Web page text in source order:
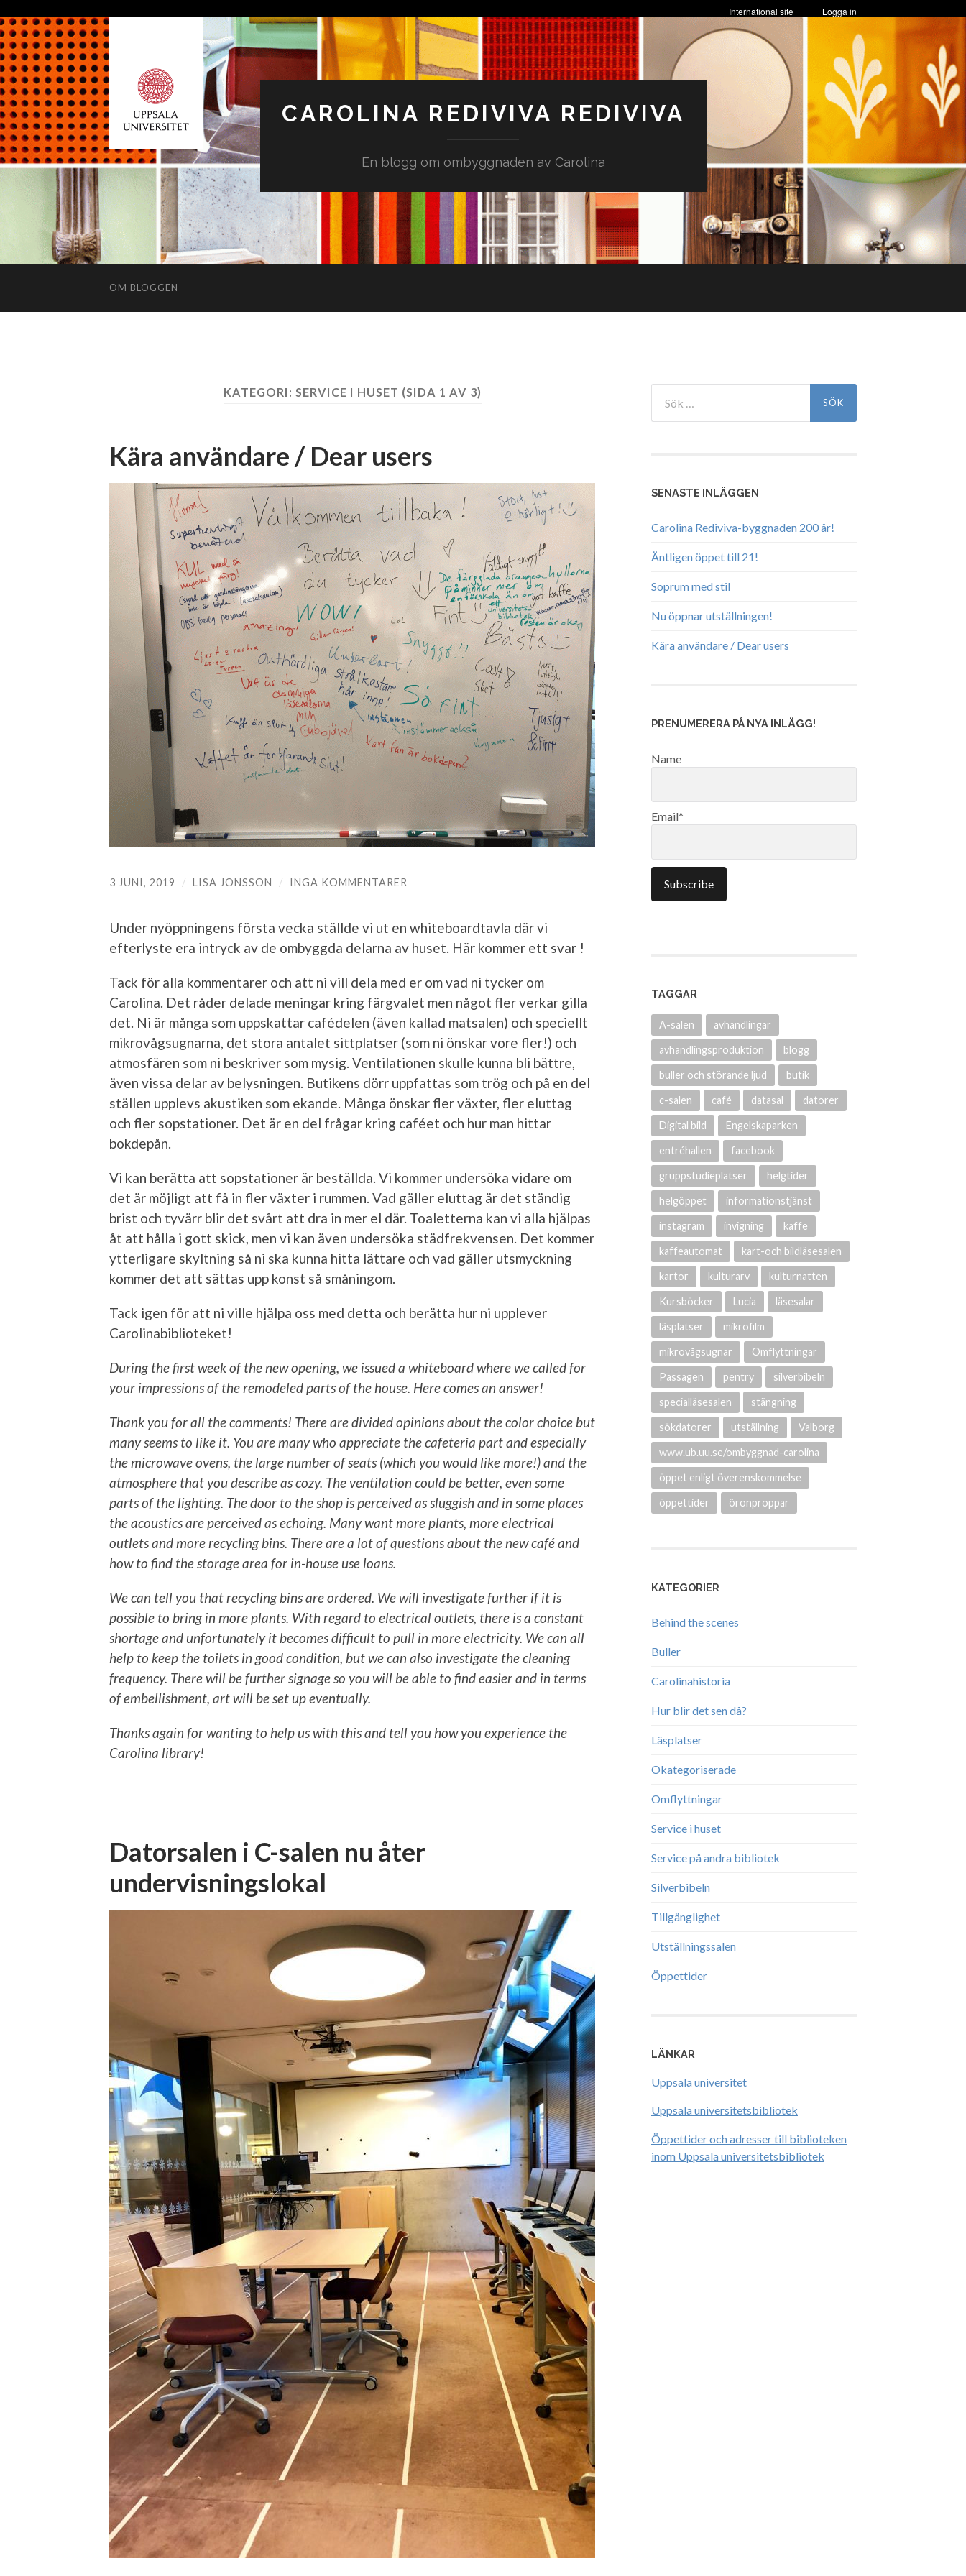
Logga in
International site
CAROLINA REDIVIVA REDIVIVA
En blogg om ombyggnaden av Carolina
OM BLOGGEN
KATEGORI: SERVICE I HUSET (SIDA 1 AV 3)
Kära användare / Dear users
3 JUNI, 2019 / LISA JONSSON / INGA KOMMENTARER
Under nyöppningens första vecka ställde vi ut en whiteboardtavla där vi
efterlyste era intryck av de ombyggda delarna av huset. Här kommer ett svar !
Tack för alla kommentarer och att ni vill dela med er om vad ni tycker om
Carolina. Det råder delade meningar kring färgvalet men något fler verkar gilla
det. Ni är många som uppskattar cafédelen (även kallad matsalen) och speciellt
mikrovågsugnarna, det stora antalet sittplatser (som ni önskar vore fler!) och
atmosfären som ni beskriver som mysig. Ventilationen skulle kunna bli bättre,
även vissa delar av belysningen. Butikens dörr uppfattas som trög och på en del
ställen upplevs akustiken som ekande. Många önskar fler växter, fler eluttag
och fler sopstationer. Det är en del frågar kring caféet och hur man hittar
bokdepån.
Vi kan berätta att sopstationer är beställda. Vi kommer undersöka vidare om
det är möjligt att få in fler växter i rummen. Vad gäller eluttag är det ständig
brist och tyvärr blir det svårt att dra in mer el där. Toaletterna kan vi alla hjälpas
åt att hålla i gott skick, men vi kan även undersöka städfrekvensen. Det kommer
ytterligare skyltning så ni ska kunna hitta lättare och vad gäller utsmyckning
kommer det att sättas upp konst så småningom.
Tack igen för att ni ville hjälpa oss med detta och berätta hur ni upplever
Carolinabiblioteket!
During the first week of the new opening, we issued a whiteboard where we called for
your impressions of the remodeled parts of the house. Here comes an answer!
Thank you for all the comments! There are divided opinions about the color choice but
many seems to like it. You are many who appreciate the cafeteria part and especially
the microwave ovens, the large number of seats (which you would like more!) and the
atmosphere that you describe as cozy. The ventilation could be better, even some
parts of the lighting. The door to the shop is perceived as sluggish and in some places
the acoustics are perceived as echoing. Many want more plants, more electrical
outlets and more recycling bins. There are a lot of questions about the new café and
how to find the storage area for in-house use loans.
We can tell you that recycling bins are ordered. We will investigate further if it is
possible to bring in more plants. With regard to electrical outlets, there is a constant
shortage and unfortunately it becomes difficult to pull in more electricity. We can all
help to keep the toilets in good condition, but we can also investigate the cleaning
frequency. There will be further signage so you will be able to find easier and in terms
of embellishment, art will be set up eventually.
Thanks again for wanting to help us with this and tell you how you experience the
Carolina library!
Datorsalen i C-salen nu åter
undervisningslokal
efter:
SENASTE INLÄGGEN
Carolina Rediviva-byggnaden 200 år!
Äntligen öppet till 21!
Soprum med stil
Nu öppnar utställningen!
Kära användare / Dear users
PRENUMERERA PÅ NYA INLÄGG!
Name
Email*
TAGGAR
A-salen avhandlingar
avhandlingsproduktion blogg
buller och störande ljud butik
c-salen café datasal datorer
Digital bild Engelskaparken
entréhallen facebook
gruppstudieplatser helgtider
helgöppet informationstjänst
instagram invigning kaffe
kaffeautomat kart-och bildläsesalen
kartor kulturarv kulturnatten
Kursböcker Lucia läsesalar
läsplatser mikrofilm
mikrovågsugnar Omflyttningar
Passagen pentry silverbibeln
specialläsesalen stängning
sökdatorer utställning Valborg
www.ub.uu.se/ombyggnad-carolina
öppet enligt överenskommelse
öppettider öronproppar
KATEGORIER
Behind the scenes
Buller
Carolinahistoria
Hur blir det sen då?
Läsplatser
Okategoriserade
Omflyttningar
Service i huset
Service på andra bibliotek
Silverbibeln
Tillgänglighet
Utställningssalen
Öppettider
LÄNKAR
Uppsala universitet
Uppsala universitetsbibliotek
Öppettider och adresser till biblioteken
inom Uppsala universitetsbibliotek